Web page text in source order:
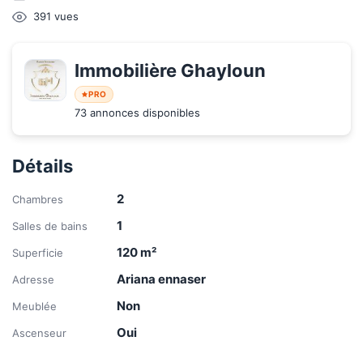
391 vues
Immobilière Ghayloun
PRO
73 annonces disponibles
Détails
Chambres 2
Salles de bains 1
Superficie 120m²
Adresse Ariana ennaser
Meublée Non
Ascenseur Oui